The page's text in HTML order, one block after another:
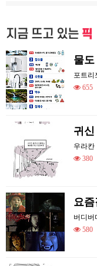
지금 뜨고 있는 픽
물
포트리
655
귀
우라칸
380
버디버
580